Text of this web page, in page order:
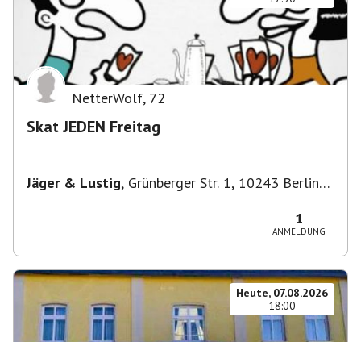
NetterWolf, 72
Skat JEDEN Freitag
Jäger & Lustig, Grünberger Str. 1, 10243 Berlin-
1
ANMELDUNG
Heute, 07.08.2026
18:00